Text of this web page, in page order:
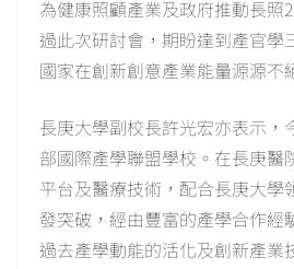
為健康照顧產業及政府推動長照
過此次研討會，期盼達到產官學
國家在創新創意產業能量源源不
長庚大學副校長許光宏亦表示，
部國際產學聯盟學校。在長庚醫
平台及醫療技術，配合長庚大學
發突破，經由豐富的產學合作經
過去產學動能的活化及創新產業